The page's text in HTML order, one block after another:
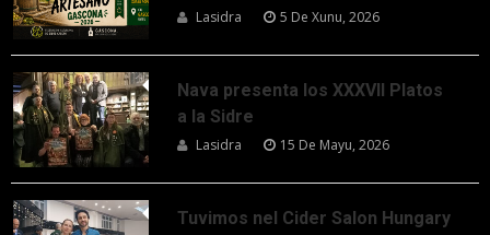
Lasidra 5 De Xunu, 2026
Nava presenta los XXXVII Platos
a la Sidre
Lasidra 15 De Mayu, 2026
Tuvimos nel Cider Salon Hungary